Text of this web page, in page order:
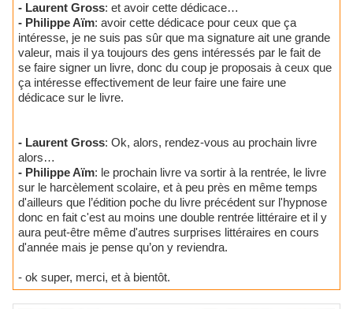
- Laurent Gross: et avoir cette dédicace…
- Philippe Aïm: avoir cette dédicace pour ceux que ça
intéresse, je ne suis pas sûr que ma signature ait une grande
valeur, mais il ya toujours des gens intéressés par le fait de
se faire signer un livre, donc du coup je proposais à ceux que
ça intéresse effectivement de leur faire une faire une
dédicace sur le livre.
- Laurent Gross: Ok, alors, rendez-vous au prochain livre
alors…
- Philippe Aïm: le prochain livre va sortir à la rentrée, le livre
sur le harcèlement scolaire, et à peu près en même temps
d'ailleurs que l’édition poche du livre précédent sur l'hypnose
donc en fait c'est au moins une double rentrée littéraire et il y
aura peut-être même d'autres surprises littéraires en cours
d'année mais je pense qu’on y reviendra.
- ok super, merci, et à bientôt.